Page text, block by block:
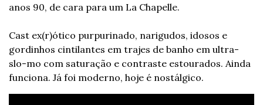
anos 90, de cara para um La Chapelle.
Cast ex(r)ótico purpurinado, narigudos, idosos e
gordinhos cintilantes em trajes de banho em ultra-
slo-mo com saturação e contraste estourados. Ainda
funciona. Já foi moderno, hoje é nostálgico.